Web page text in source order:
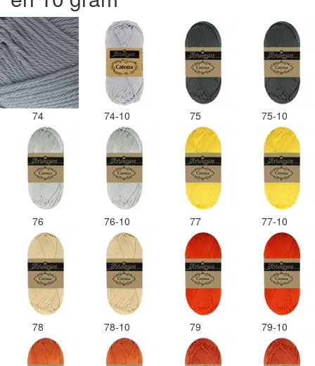
74 74-10 75 75-10
76 76-10 77 77-10
78 78-10 79 79-10